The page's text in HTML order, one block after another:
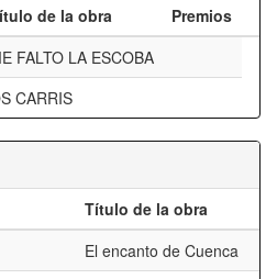
de la obra
Premios
FALTO LA ESCOBA
CARRIS
Título de la obra
El encanto de Cuenca